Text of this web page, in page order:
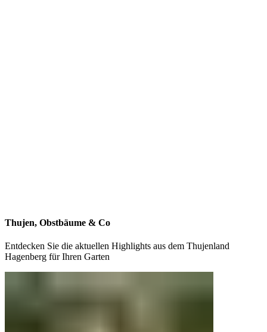
Thujen, Obstbäume & Co
Entdecken Sie die aktuellen Highlights aus dem Thujenland
Hagenberg für Ihren Garten